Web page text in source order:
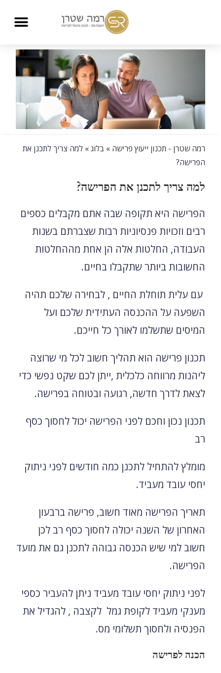
רמה שטרן - תכנון ייעוץ פרישה » בלוג»למה צריך לתכנן את
הפרישה?
למה צריך לתכנן את הפרישה?
הפרישה היא תקופה שבה אתם מקבלים כספים
רבים וזכויות פנסיוניות רבות שצברתם בשנות
העבודה, החלטות אלה הן אחת מההחלטות
החשובות ביותר שתקבלו בחיים.
עם עלית תוחלת החיים , לבחירה שלכם תהיה
השפעה על ההכנסה העתידית שלכם ועל
המיסים שתשלמו לאורך כל חייכם.
תכנון פרישה הוא תהליך חשוב לכל מי שרוצה
ליהנות מרווחה כלכלית ,ייתן לכם שקט נפשי כדי
לצאת לדרך חדשה, רגועה ובטוחה בפרישה.
תכנון נכון וחכם לפני הפרישה יכול לחסוך כסף
רב
מומלץ להתחיל לתכנן כמה חודשים לפני ניתוק
יחסי עובד מעביד.
תאריך הפרישה מאוד חשוב, פרישה ברבעון
האחרון של השנה יכולה לחסוך כסף רב לכן
חשוב למי שיש הכנסה גבוהה לתכנן גם את מועד
הפרישה.
לפני ניתוק יחסי עובד מעביד ניתן להעביר כספי
מענקי מעביד לקופת גמל לקצבה , להגדיל את
הפנסיה ולחסוך תשלומי מס.
הכנה לפרישה